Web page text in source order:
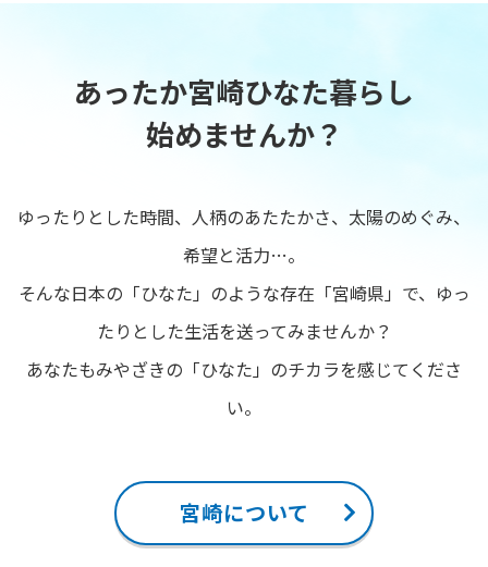
あったか宮崎ひなた暮らし
始めませんか？
ゆったりとした時間、人柄のあたたかさ、太陽のめぐみ、
希望と活力…。
そんな日本の「ひなた」のような存在「宮崎県」で、ゆっ
たりとした生活を送ってみませんか？
あなたもみやざきの「ひなた」のチカラを感じてくださ
い。
宮崎について